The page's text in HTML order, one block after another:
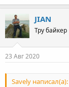
JIAN
Тру байкер
23 Авг 2020
Savely написал(а):